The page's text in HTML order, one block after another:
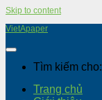
Skip to content
VietApaper
Tìm kiếm cho:
Trang chủ